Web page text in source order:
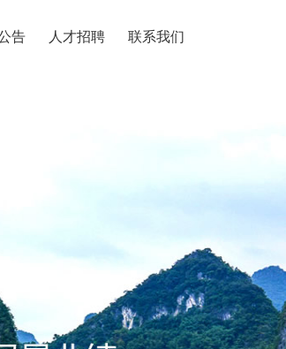
告 人才招聘 联系我们